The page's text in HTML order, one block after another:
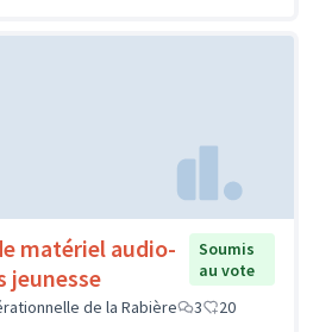
matériel audio-
jeunesse
Soumis
au vote
de la Rabière
3 20